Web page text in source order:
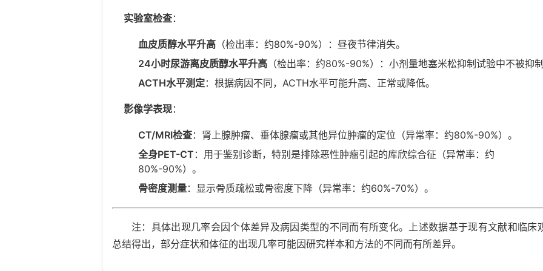
实验室检查：
血皮质醇水平升高 （检出率：约80%-90%）：昼夜节律消失。
24小时尿游离皮质醇水平升高 （检出率：约80%-90%）：小剂量地塞米松抑制试验中不被抑制
ACTH水平测定：根据病因不同，ACTH水平可能升高、正常或降低。
影像学表现：
CT/MRI检查：肾上腺肿瘤、垂体腺瘤或其他异位肿瘤的定位（异常率：约80%-90%）。
全身PET-CT ：用于鉴别诊断，特别是排除恶性肿瘤引起的库欣综合征（异常率：约
80%-90%）。
骨密度测量：显示骨质疏松或骨密度下降（异常率：约60%-70%）。
注：具体出现几率会因个体差异及病因类型的不同而有所变化。上述数据基于现有文献和临床
总结得出，部分症状和体征的出现几率可能因研究样本和方法的不同而有所差异。